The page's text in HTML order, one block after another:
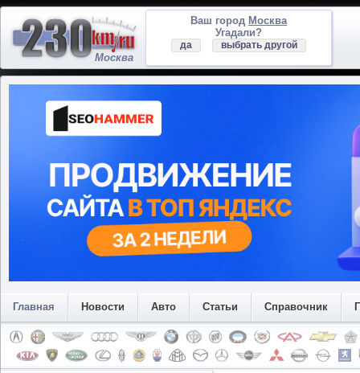
Москва
Ваш город Москва
Угадали?
да выбрать другой
Главная Новости Авто Статьи Справочник